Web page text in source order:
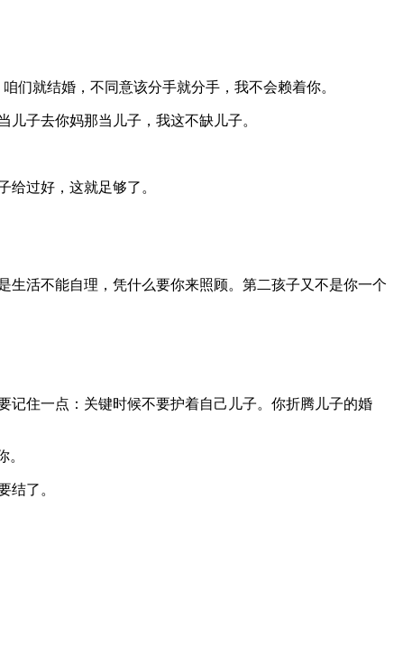
们就结婚，不同意该分手就分手，我不会赖着你。
子去你妈那当儿子，我这不缺儿子。
过好，这就足够了。
活不能自理，凭什么要你来照顾。第二孩子又不是你一个
记住一点：关键时候不要护着自己儿子。你折腾儿子的婚
结了。